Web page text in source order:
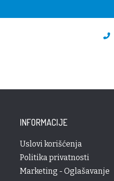
INFORMACIJE
Uslovi korišćenja
Politika privatnosti
Marketing - Oglašavanje